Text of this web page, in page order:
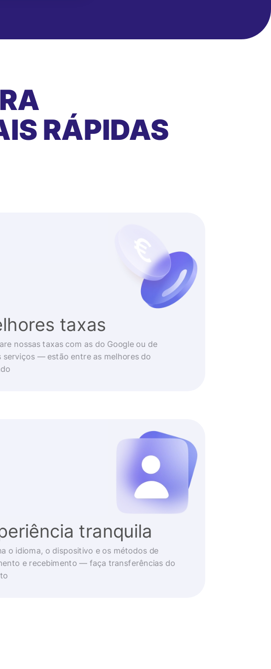
RÁPIDAS
taxas
nossas taxas com as do Google ou de
serviços — estão entre as melhores do
tranquila
o idioma, o dispositivo e os métodos de
e recebimento — faça transferências do